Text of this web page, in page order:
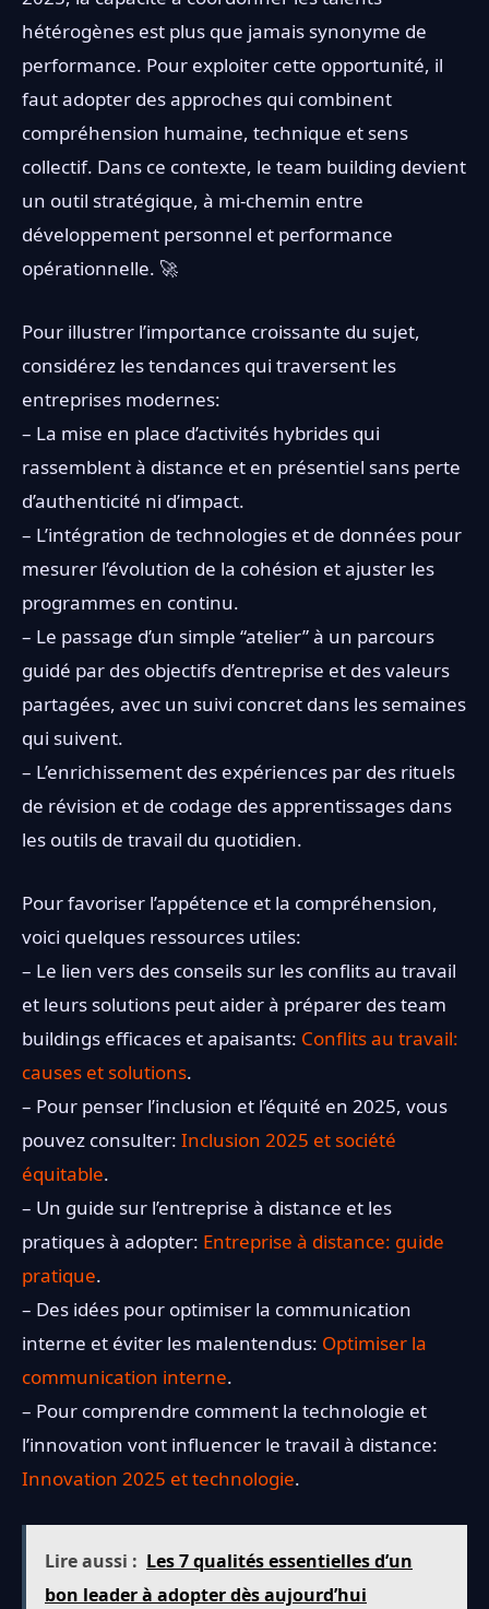
hétérogènes est plus que jamais synonyme de
performance. Pour exploiter cette opportunité, il
faut adopter des approches qui combinent
compréhension humaine, technique et sens
collectif. Dans ce contexte, le team building devient
un outil stratégique, à mi-chemin entre
développement personnel et performance
opérationnelle. 🚀
Pour illustrer l’importance croissante du sujet,
considérez les tendances qui traversent les
entreprises modernes:
– La mise en place d’activités hybrides qui
rassemblent à distance et en présentiel sans perte
d’authenticité ni d’impact.
– L’intégration de technologies et de données pour
mesurer l’évolution de la cohésion et ajuster les
programmes en continu.
– Le passage d’un simple “atelier” à un parcours
guidé par des objectifs d’entreprise et des valeurs
partagées, avec un suivi concret dans les semaines
qui suivent.
– L’enrichissement des expériences par des rituels
de révision et de codage des apprentissages dans
les outils de travail du quotidien.
Pour favoriser l’appétence et la compréhension,
voici quelques ressources utiles:
– Le lien vers des conseils sur les conflits au travail
et leurs solutions peut aider à préparer des team
buildings efficaces et apaisants: Conflits au travail:
causes et solutions.
– Pour penser l’inclusion et l’équité en 2025, vous
pouvez consulter: Inclusion 2025 et société
équitable.
– Un guide sur l’entreprise à distance et les
pratiques à adopter: Entreprise à distance: guide
pratique.
– Des idées pour optimiser la communication
interne et éviter les malentendus: Optimiser la
communication interne.
– Pour comprendre comment la technologie et
l’innovation vont influencer le travail à distance:
Innovation 2025 et technologie.
Lire aussi : Les 7 qualités essentielles d’un
bon leader à adopter dès aujourd’hui